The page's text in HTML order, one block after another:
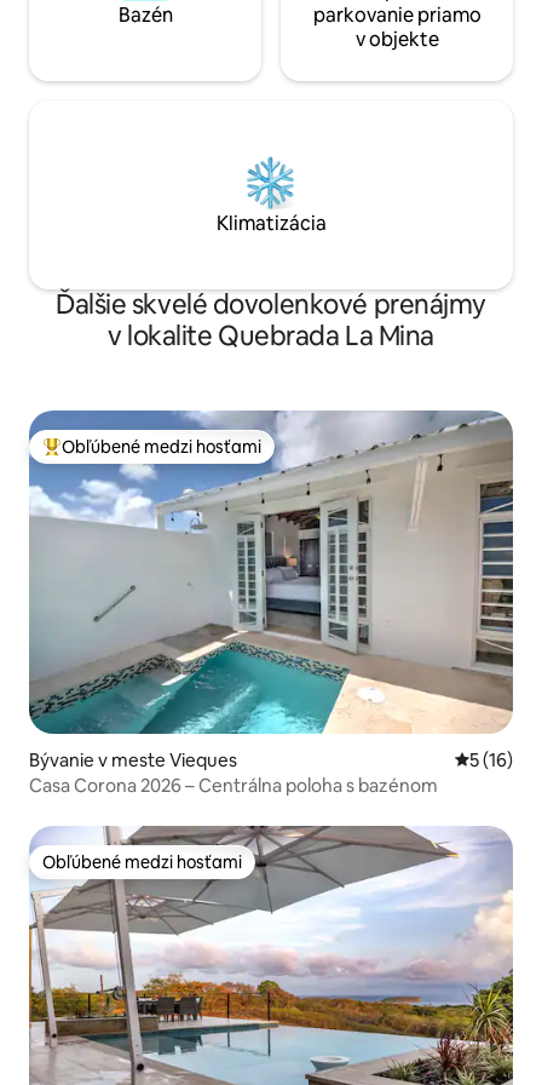
Bazén
parkovanie priamo
v objekte
Klimatizácia
Ďalšie skvelé dovolenkové prenájmy
v lokalite Quebrada La Mina
Najobľúbenejšie medzi hosťami
Obľúbené medzi hosťami
Bývanie v meste Vieques
5 (16)
Casa Corona 2026 – Centrálna poloha s bazénom
Obľúbené medzi hosťami
Obľúbené medzi hosťami